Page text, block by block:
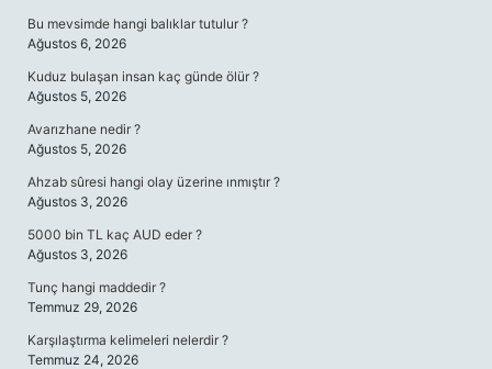
Bu mevsimde hangi balıklar tutulur ?
Ağustos 6, 2026
Kuduz bulaşan insan kaç günde ölür ?
Ağustos 5, 2026
Avarızhane nedir ?
Ağustos 5, 2026
Ahzab sûresi hangi olay üzerine ınmıştır ?
Ağustos 3, 2026
5000 bin TL kaç AUD eder ?
Ağustos 3, 2026
Tunç hangi maddedir ?
Temmuz 29, 2026
Karşılaştırma kelimeleri nelerdir ?
Temmuz 24, 2026